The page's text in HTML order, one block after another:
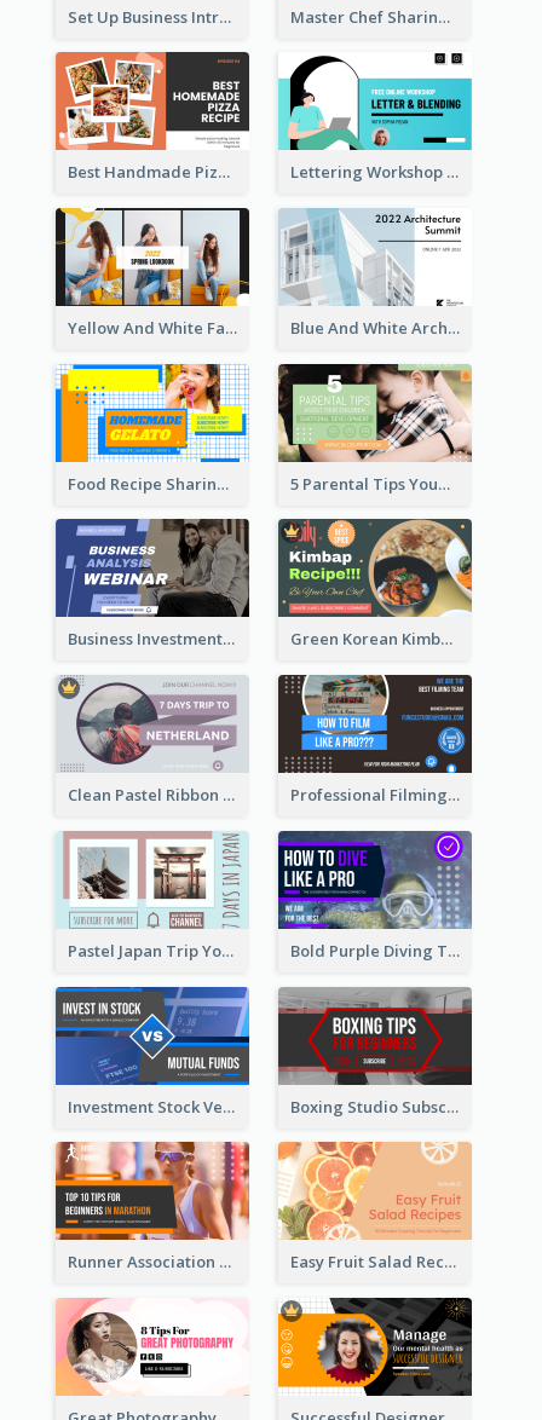
Set Up Business Intro YouTube Thumbnail Master Chef Sharing YouTube Thumbnail
Best Handmade Pizza Recipe YouTube Thumbnail Lettering Workshop YouTube Thumbnail Design
Yellow And White Fashion Girl Photo Lookbook YouTube Thumbnail Blue And White Architecture Summit YouTube Thumbnail
Food Recipe Sharing YouTube Thumbnail 5 Parental Tips YouTube Thumbnail
Business Investment Webinar YouTube Thumbnail Green Korean Kimbap YouTube Thumbnail Design
Clean Pastel Ribbon Backpacker YouTube Thumbnail Design Professional Filming YouTube Thumbnail Design
Pastel Japan Trip YouTube Thumbnail Design Bold Purple Diving Tutorial YouTube Cover Thumbnail Design
Investment Stock Versus YouTube Cover Thumbnail Design Boxing Studio Subscribe Alert YouTube Cover Design
Runner Association Tips YouTube Cover Design Idea Easy Fruit Salad Recipes YouTube Thumbnail